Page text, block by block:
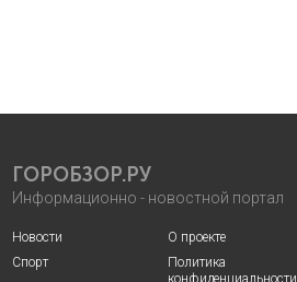
ГОРОБЗОР.РУ
Информационно - новостной портал
Новости
Спорт
О проекте
Политика
конфиденциальности